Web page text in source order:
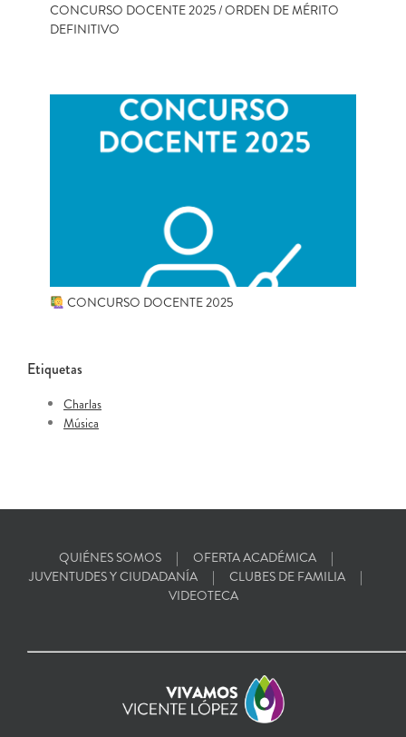
CONCURSO DOCENTE 2025 / ORDEN DE MÉRITO
DEFINITIVO
CONCURSO DOCENTE 2025
Etiquetas
Charlas
Música
QUIÉNES SOMOS
OFERTA ACADÉMICA
JUVENTUDES Y CIUDADANÍA
CLUBES DE FAMILIA
VIDEOTECA